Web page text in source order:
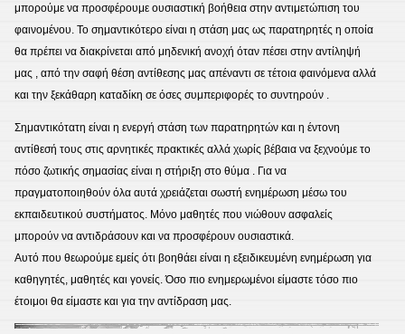
μπορούμε να προσφέρουμε ουσιαστική βοήθεια στην αντιμετώπιση του
φαινομένου. Το σημαντικότερο είναι η στάση μας ως παρατηρητές η οποία
θα πρέπει να διακρίνεται από μηδενική ανοχή όταν πέσει στην αντίληψή
μας , από την σαφή θέση αντίθεσης μας απέναντι σε τέτοια φαινόμενα αλλά
και την ξεκάθαρη καταδίκη σε όσες συμπεριφορές το συντηρούν .
Σημαντικότατη είναι η ενεργή στάση των παρατηρητών και η έντονη
αντίθεσή τους στις αρνητικές πρακτικές αλλά χωρίς βέβαια να ξεχνούμε το
πόσο ζωτικής σημασίας είναι η στήριξη στο θύμα . Για να
πραγματοποιηθούν όλα αυτά χρειάζεται σωστή ενημέρωση μέσω του
εκπαιδευτικού συστήματος. Μόνο μαθητές που νιώθουν ασφαλείς
μπορούν να αντιδράσουν και να προσφέρουν ουσιαστικά.
Αυτό που θεωρούμε εμείς ότι βοηθάει είναι η εξειδικευμένη ενημέρωση για
καθηγητές, μαθητές και γονείς. Όσο πιο ενημερωμένοι είμαστε τόσο πιο
έτοιμοι θα είμαστε και για την αντίδραση μας.